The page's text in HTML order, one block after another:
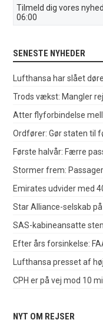
Tilmeld dig vores
06:00
SENESTE NYHEDER
Lufthansa har slået
Trods vækst: Mangler
Atter flyforbindelse
Ordfører: Gør staten til
Første halvår: Færre
Stormer frem:
Emirates udvider med
Star Alliance-selskab
SAS-kabineansatte
Efter års forsinkelse:
Lufthansa presset af
CPH er på vej mod 10
NYT OM REJSER